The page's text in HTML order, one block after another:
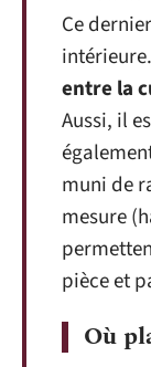
Ce
entre la
Aussi, il
muni de
mesure
pièce et
Où